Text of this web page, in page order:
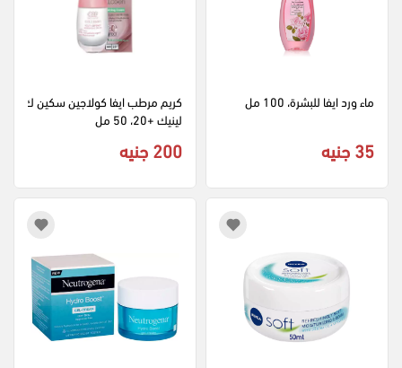
ماء ورد ايفا للبشرة، 100 مل
35 جنيه
كريم مرطب ايفا كولاجين سكين ك
لينيك +20، 50 مل
200 جنيه